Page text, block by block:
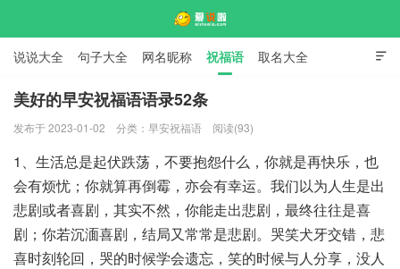

说说大全 句子大全 网名昵称 祝福语 取名大全
标语口号 签名大全
美好的早安祝福语语录52条
发布于 2023-01-02 分类： 早安祝福语 阅读(93)
1、生活总是起伏跌荡，不要抱怨什么，你就是再快乐，也
会有烦忧；你就算再倒霉，亦会有幸运。我们以为人生是出
悲剧或者喜剧，其实不然，你能走出悲剧，最终往往是喜
剧；你若沉湎喜剧，结局又常常是悲剧。哭笑犬牙交错，悲
喜时刻轮回，哭的时候学会遗忘，笑的时候与人分享，没人